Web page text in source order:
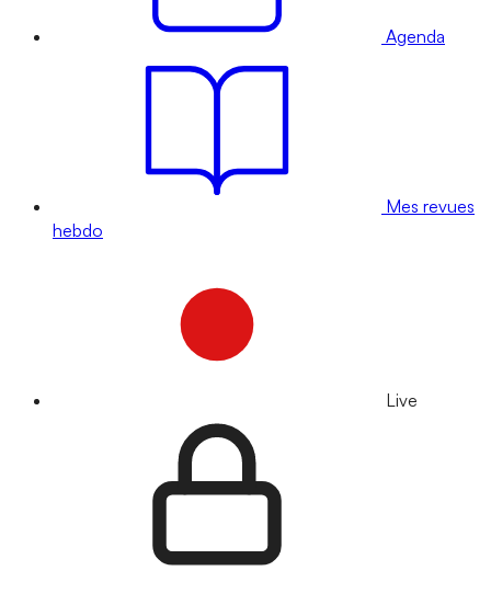
Agenda
Mes revues
hebdo
Live